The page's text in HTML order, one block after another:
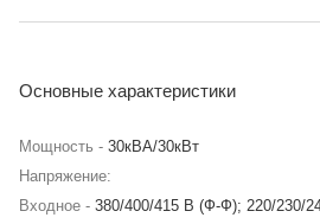
Основные характеристики
Мощность - 30кВА/30кВт
Напряжение:
Входное - 380/400/415 В (Ф-Ф); 220/230/